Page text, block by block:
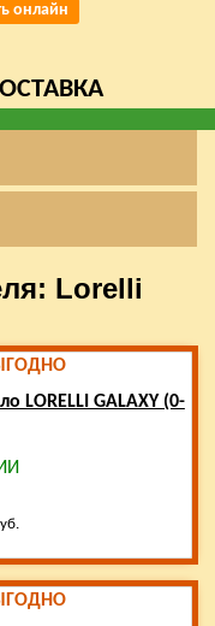
онлайн
Lorelli
LORELLI GALAXY (0-